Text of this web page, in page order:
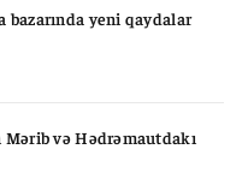
bazarında yeni qaydalar
və Hədrəmautdakı